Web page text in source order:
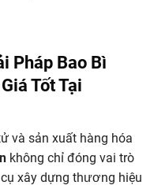
Pháp Bao Bì
Tốt Tại
và sản xuất hàng hóa
không chỉ đóng vai trò
xây dựng thương hiệu